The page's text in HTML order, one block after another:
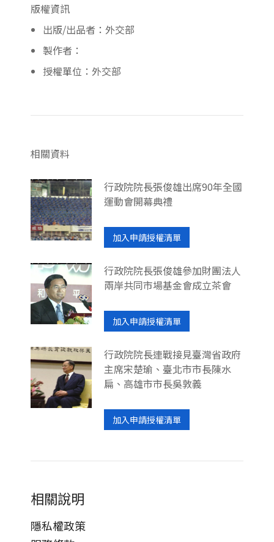
版權資訊
出版/出品者：外交部
製作者：
授權單位：外交部
相關資料
行政院院長張俊雄出席90年全國
運動會開幕典禮
加入申請授權清單
行政院院長張俊雄參加財團法人
兩岸共同市場基金會成立茶會
加入申請授權清單
行政院院長連戰接見臺灣省政府
主席宋楚瑜、臺北市市長陳水
扁、高雄市市長吳敦義
加入申請授權清單
相關說明
隱私權政策